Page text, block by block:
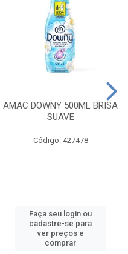
AMAC DOWNY 500ML BRISA
SUAVE
Código: 427478
Faça seu login ou
cadastre-se para
ver preços e
comprar